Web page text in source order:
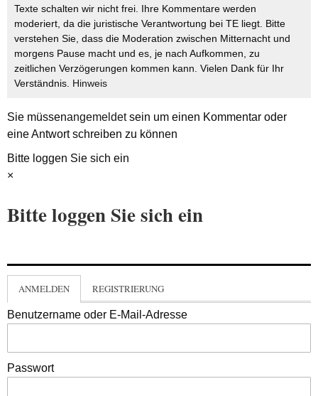
Texte schalten wir nicht frei. Ihre Kommentare werden
moderiert, da die juristische Verantwortung bei TE liegt. Bitte
verstehen Sie, dass die Moderation zwischen Mitternacht und
morgens Pause macht und es, je nach Aufkommen, zu
zeitlichen Verzögerungen kommen kann. Vielen Dank für Ihr
Verständnis. Hinweis
Sie müssenangemeldetsein um einen Kommentar oder
eine Antwort schreiben zu können
Bitte loggen Sie sich ein
×
Bitte loggen Sie sich ein
ANMELDEN REGISTRIERUNG
Benutzername oder E-Mail-Adresse
Passwort